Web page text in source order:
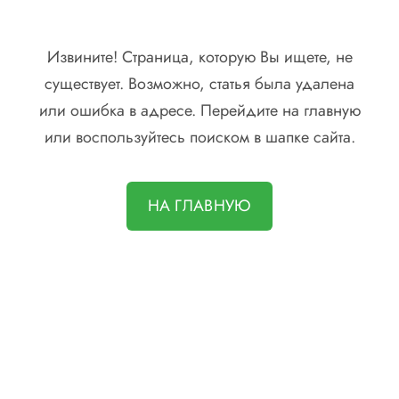
Извините! Страница, которую Вы ищете, не
существует. Возможно, статья была удалена
или ошибка в адресе. Перейдите на главную
или воспользуйтесь поиском в шапке сайта.
НА ГЛАВНУЮ